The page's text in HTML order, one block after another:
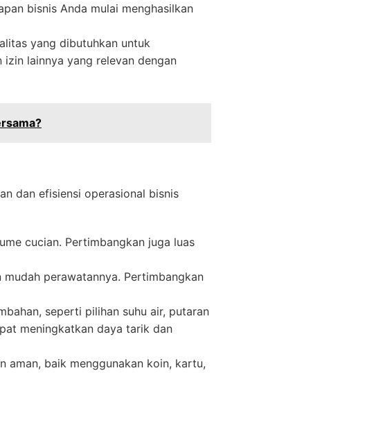
bisnis Anda mulai menghasilkan
yang dibutuhkan untuk
lainnya yang relevan dengan
dan efisiensi operasional bisnis
cucian. Pertimbangkan juga luas
perawatannya. Pertimbangkan
seperti pilihan suhu air, putaran
meningkatkan daya tarik dan
aman, baik menggunakan koin, kartu,